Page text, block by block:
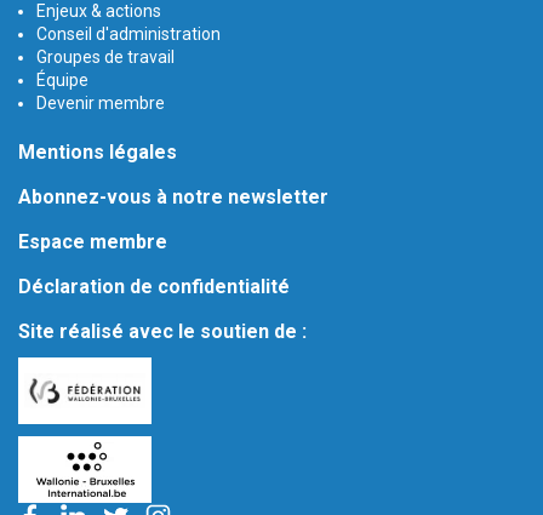
Enjeux & actions
Conseil d'administration
Groupes de travail
Équipe
Devenir membre
Mentions légales
Abonnez-vous à notre newsletter
Espace membre
Déclaration de confidentialité
Site réalisé avec le soutien de :